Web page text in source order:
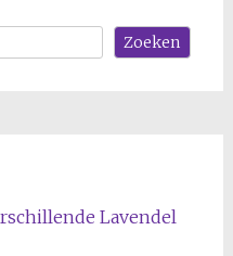
Zoeken
Lavendel